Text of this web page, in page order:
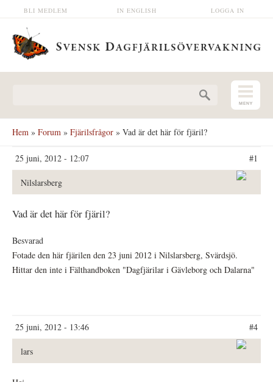
Hoppa till huvudinnehåll LOGGA IN
IN ENGLISH
BLI MEDLEM
Hem » Forum » Fjärilsfrågor » Vad är det här för fjäril?
25 juni, 2012 - 12:07 #1
Nilslarsberg
Vad är det här för fjäril?
Besvarad
Fotade den här fjärilen den 23 juni 2012 i Nilslarsberg, Svärdsjö.
Hittar den inte i Fälthandboken "Dagfjärilar i Gävleborg och Dalarna"
25 juni, 2012 - 13:46 #4
lars